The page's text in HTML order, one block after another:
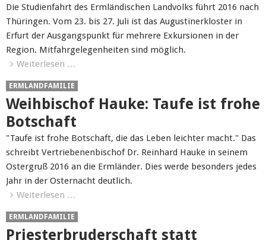
Die Studienfahrt des Ermländischen Landvolks führt 2016 nach
Thüringen. Vom 23. bis 27. Juli ist das Augustinerkloster in
Erfurt der Ausgangspunkt für mehrere Exkursionen in der
Region. Mitfahrgelegenheiten sind möglich.
Weiterlesen …
ERMLANDFAMILIE
Weihbischof Hauke: Taufe ist frohe
Botschaft
"Taufe ist frohe Botschaft, die das Leben leichter macht." Das
schreibt Vertriebenenbischof Dr. Reinhard Hauke in seinem
Ostergruß 2016 an die Ermländer. Dies werde besonders jedes
Jahr in der Osternacht deutlich.
Weiterlesen …
ERMLANDFAMILIE
Priesterbruderschaft statt